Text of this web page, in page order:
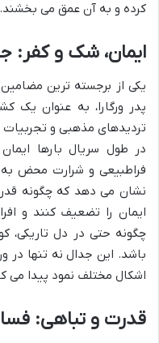
کرده و به آن عمق می بخشند.
ایمان، شک و
یکی از برجسته ترین
پدر ورگارا، به عنوان
تردیدهای مذهبی و تجربیات
در طول سریال بارها
فراطبیعی و شرارت محض
نشان می دهد که چگونه
ایمان را تضعیف کنند و
چگونه حتی در دل تاریکی،
باشد. این جدال نه تنها در
اشکال مختلف نمود پیدا می
قدرت و تباهی: